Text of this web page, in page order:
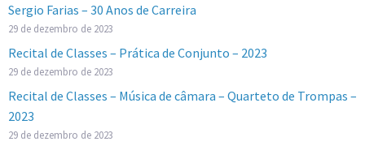
Sergio Farias – 30 Anos de Carreira
29 de dezembro de 2023
Recital de Classes – Prática de Conjunto – 2023
29 de dezembro de 2023
Recital de Classes – Música de câmara – Quarteto de Trompas –
2023
29 de dezembro de 2023